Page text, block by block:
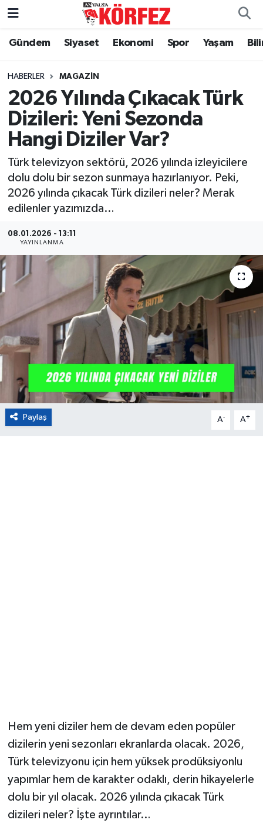
Gündem Siyaset Ekonomi Spor Yaşam
HABERLER MAGAZIN
2026 Yılında Çıkacak Türk
Dizileri: Yeni Sezonda
Hangi Diziler Var?
Türk televizyon sektörü, 2026 yılında izleyicilere
dolu dolu bir sezon sunmaya hazırlanıyor. Peki,
2026 yılında çıkacak Türk dizileri neler? Merak
edilenler yazımızda…
08.01.2026 - 13:11
YAYINLANMA
Paylaş A- A+
Hem yeni diziler hem de devam eden popüler
dizilerin yeni sezonları ekranlarda olacak. 2026,
Türk televizyonu için hem yüksek prodüksiyonlu
yapımlar hem de karakter odaklı, derin hikayelerle
dolu bir yıl olacak. 2026 yılında çıkacak Türk
dizileri neler? İşte ayrıntılar…
Gündem
Siyaset
Yerel Yönetim
Ekonomi
Spor
Yaşam
Dünya
Sağlık
Magazin
Turizm
Çevre
Nöbetçi Eczaneler
Hava Durumu
Trafik Durumu
Süper Lig Puan Durumu ve Fikstür
Tüm Manşetler
Son Dakika Haberleri